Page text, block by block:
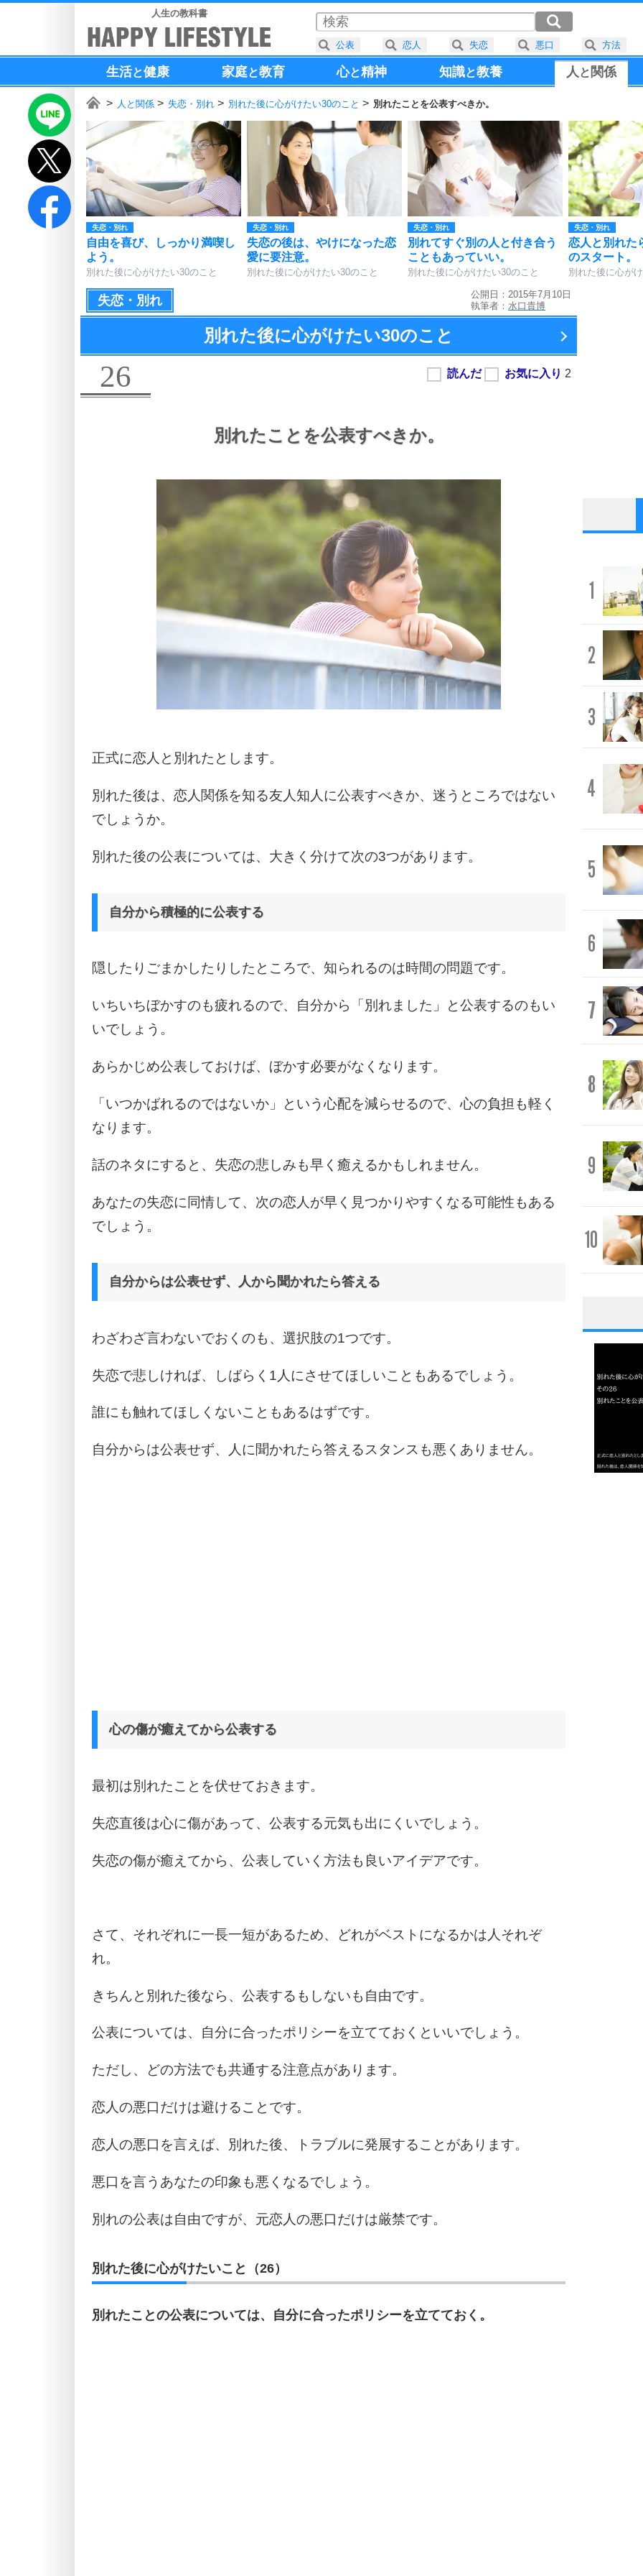
人生の教科書
生活と健康 家庭と教育 心と精神 知識と教養 人と 関係
人と関係 失恋・別れ 別れた後に心がけたい30のこと 別れたことを公表すべきか。
失恋・別れ
自由を喜び、しっかり満喫し
よう。
別れた後に心がけたい30のこと
失恋・別れ
失恋の後は、やけになった恋
愛に要注意。
別れた後に心がけたい30のこと
失恋・別れ
別れてすぐ別の人と付き合う
こともあっていい。
別れた後に心がけたい30のこと
失恋・別れ
恋人と別れた
のスタート。
別れた後に心が
失恋・別れ
公開日：2015年7月10日
執筆者： 水口貴博
別れた後に心がけたい30のこと
26
別れたことを公表すべきか。
正式に恋人と別れたとします。
別れた後は、恋人関係を知る友人知人に公表すべきか、迷うところではない
でしょうか。
別れた後の公表については、大きく分けて次の3つがあります。
自分から積極的に公表する
隠したりごまかしたりしたところで、知られるのは時間の問題です。
いちいちぼかすのも疲れるので、自分から「別れました」と公表するのもい
いでしょう。
あらかじめ公表しておけば、ぼかす必要がなくなります。
「いつかばれるのではないか」という心配を減らせるので、心の負担も軽く
なります。
話のネタにすると、失恋の悲しみも早く癒えるかもしれません。
あなたの失恋に同情して、次の恋人が早く見つかりやすくなる可能性もある
でしょう。
自分からは公表せず、人から聞かれたら答える
わざわざ言わないでおくのも、選択肢の1つです。
失恋で悲しければ、しばらく1人にさせてほしいこともあるでしょう。
誰にも触れてほしくないこともあるはずです。
自分からは公表せず、人に聞かれたら答えるスタンスも悪くありません。
心の傷が癒えてから公表する
最初は別れたことを伏せておきます。
失恋直後は心に傷があって、公表する元気も出にくいでしょう。
失恋の傷が癒えてから、公表していく方法も良いアイデアです。
さて、それぞれに一長一短があるため、どれがベストになるかは人それぞ
れ。
きちんと別れた後なら、公表するもしないも自由です。
公表については、自分に合ったポリシーを立てておくといいでしょう。
ただし、どの方法でも共通する注意点があります。
恋人の悪口だけは避けることです。
恋人の悪口を言えば、別れた後、トラブルに発展することがあります。
悪口を言うあなたの印象も悪くなるでしょう。
別れの公表は自由ですが、元恋人の悪口だけは厳禁です。
別れた後に心がけたいこと（26）
別れたことの公表については、自分に合ったポリシーを立てておく。
1
2
3
4
5
6
7
8
9
10
1
3
公表 恋人 失恋 悪口 方法